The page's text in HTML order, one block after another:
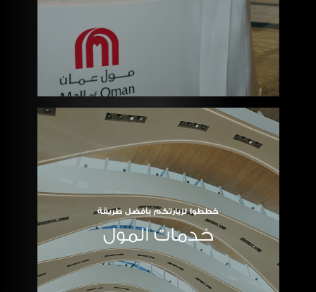
خططوا لزيارتكم بأفضل طريقة
خدمات المول